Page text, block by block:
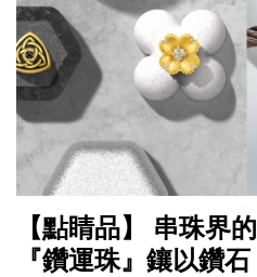
【點睛品】 串珠界
『鑽運珠』鑲以鑽